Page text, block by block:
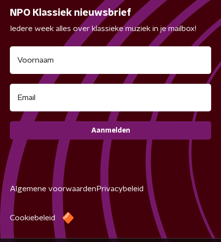
NPO Klassiek nieuwsbrief
Iedere week alles over klassieke muziek in je mailbox!
Aanmelden
Algemene voorwaarden Privacybeleid
Cookiebeleid